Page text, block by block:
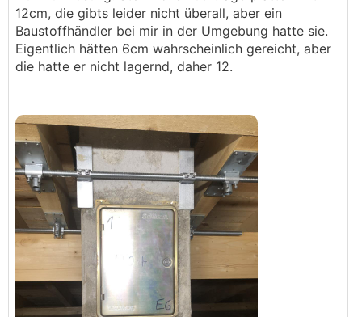
12cm, die gibts leider nicht überall, aber ein
Baustoffhändler bei mir in der Umgebung hatte sie.
Eigentlich hätten 6cm wahrscheinlich gereicht, aber
die hatte er nicht lagernd, daher 12.